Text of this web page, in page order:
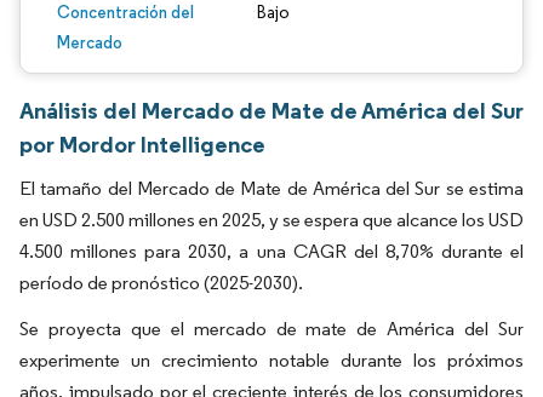
Concentración del
Mercado
Bajo
Análisis del Mercado de Mate de América del Sur
por Mordor Intelligence
El tamaño del Mercado de Mate de América del Sur se estima
en USD 2.500 millones en 2025, y se espera que alcance los USD
4.500 millones para 2030, a una CAGR del 8,70% durante el
período de pronóstico (2025-2030).
Se proyecta que el mercado de mate de América del Sur
experimente un crecimiento notable durante los próximos
años, impulsado por el creciente interés de los consumidores